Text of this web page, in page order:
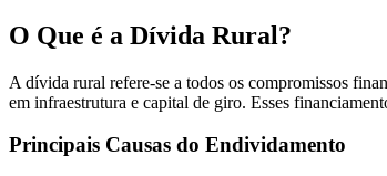
O Que é a Dívida Rural?
A dívida rural refere-se a todos os compromissos
em infraestrutura e capital de giro. Esses
Principais Causas do Endividamento